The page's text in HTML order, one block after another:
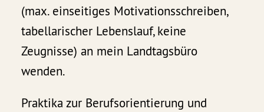
(max. einseitiges Motivationsschreiben,
tabellarischer Lebenslauf, keine
Zeugnisse) an mein Landtagsbüro
wenden.
Praktika zur Berufsorientierung und